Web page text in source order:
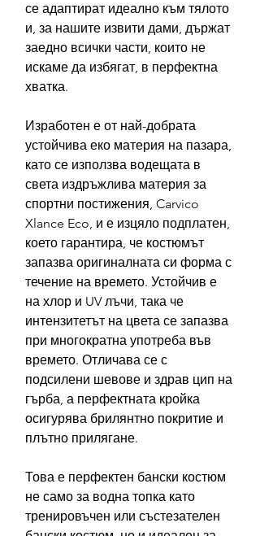
се адаптират идеално към тялото
и, за нашите извити дами, държат
заедно всички части, които не
искаме да избягат, в перфектна
хватка.
Изработен е от най-добрата
устойчива еко материя на пазара,
като се използва водещата в
света издръжлива материя за
спортни постижения, Carvico
Xlance Eco, и е изцяло подплатен,
което гарантира, че костюмът
запазва оригиналната си форма с
течение на времето. Устойчив е
на хлор и UV лъчи, така че
интензитетът на цвета се запазва
при многократна употреба във
времето. Отличава се с
подсилени шевове и здрав цип на
гърба, а перфектната кройка
осигурява брилянтно покритие и
плътно прилягане.
Това е перфектен бански костюм
не само за водна топка като
тренировъчен или състезателен